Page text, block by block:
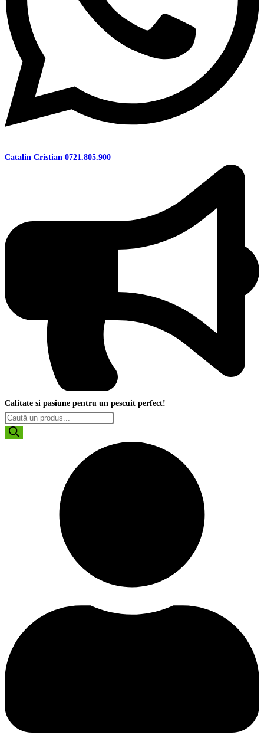
Catalin Cristian 0721.805.900
Calitate si pasiune pentru un pescuit perfect!
Products
search